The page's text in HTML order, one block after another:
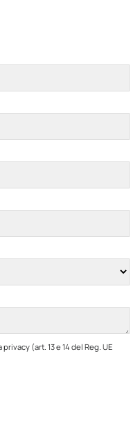
(art. 13 e 14 del Reg. UE